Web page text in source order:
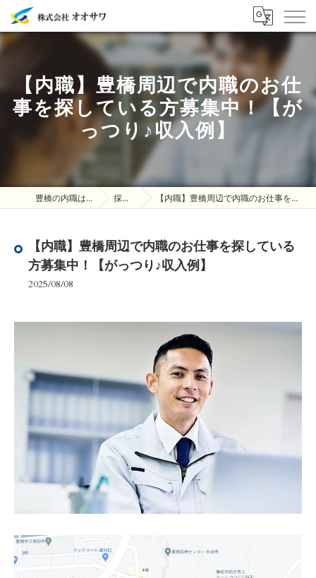
【内職】豊橋周辺で内職のお仕
事を探している方募集中！【が
っつり♪収入例】
豊橋の内職は株式会社オオサワ 採用ブログ 【内職】豊橋周辺で内職のお仕事を探している方募集中！【がっつり♪収入例】
【内職】豊橋周辺で内職のお仕事を探している
方募集中！【がっつり♪収入例】
2025/08/08